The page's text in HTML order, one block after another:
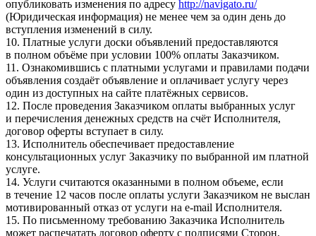
опубликовать изменения по адресу http://navigato.ru/
(Юридическая информация) не менее чем за один день до
вступления изменений в силу.
10. Платные услуги доски объявлений предоставляются
в полном объёме при условии 100% оплаты Заказчиком.
11. Ознакомившись с платными услугами и правилами подачи
объявления создаёт объявление и оплачивает услугу через
один из доступных на сайте платёжных сервисов.
12. После проведения Заказчиком оплаты выбранных услуг
и перечисления денежных средств на счёт Исполнителя,
договор оферты вступает в силу.
13. Исполнитель обеспечивает предоставление
консультационных услуг Заказчику по выбранной им платной
услуге.
14. Услуги считаются оказанными в полном объеме, если
в течение 12 часов после оплаты услуги Заказчиком не выслан
мотивированный отказ от услуги на e-mail Исполнителя.
15. По письменному требованию Заказчика Исполнитель
может распечатать договор оферту с подписями Сторон,